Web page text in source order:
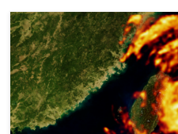
생성형 AI가 NVIDIA Earth-2를